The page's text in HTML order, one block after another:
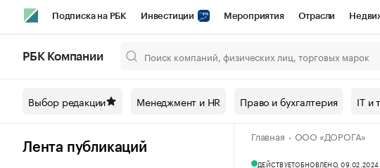
Подписка на РБК Инвестиции Мероприятия Отрасли
Спецпроекты СПб Конференции СПб Спецпроекты Проверка
Технологии и медиа Рынок наличной валюты
РБК Компании
Выбор редакции Менеджмент и HR Право и бухгалтерия IT и
Лента публикаций
Главная ООО «ДОРОГА»
ДЕЙСТВУЕТОБНОВЛЕНО, 09.02.2024